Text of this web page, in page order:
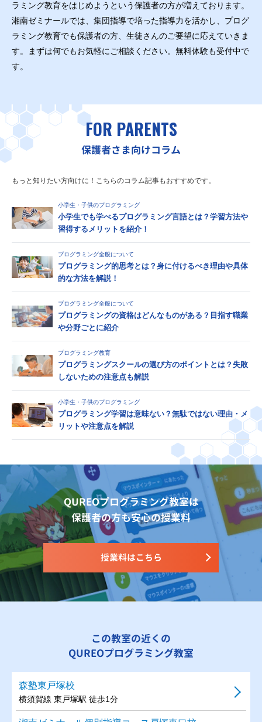
ラミング教育をはじめようという保護者の方が増えております。
湘南ゼミナールでは、集団指導で培った指導力を活かし、プログ
ラミング教育でも保護者の方、生徒さんのご要望に応えていきま
す。まずは何でもお気軽にご相談ください。無料体験も受付中で
す。
FOR PARENTS
保護者さま向けコラム
もっと知りたい方向けに！こちらのコラム記事もおすすめです。
小学生・子供のプログラミング
小学生でも学べるプログラミング言語とは？学習方法や
習得するメリットを紹介！
プログラミング全般について
プログラミング的思考とは？身に付けるべき理由や具体
的な方法を解説！
プログラミング全般について
プログラミングの資格はどんなものがある？目指す職業
や分野ごとに紹介
プログラミング教育
プログラミングスクールの選び方のポイントとは？失敗
しないための注意点も解説
小学生・子供のプログラミング
プログラミング学習は意味ない？無駄ではない理由・メ
リットや注意点を解説
QUREOプログラミング教室は
保護者の方も安心の授業料
授業料はこちら
この教室の近くの
QUREOプログラミング教室
森塾東戸塚校
横須賀線 東戸塚駅 徒歩1分